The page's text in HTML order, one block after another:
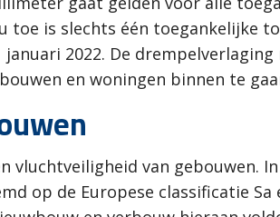
is slechts één toegankelijke
2022. De
en woningen binnen te
vluchtveiligheid van gebouwen.
op de Europese classificatie Sa